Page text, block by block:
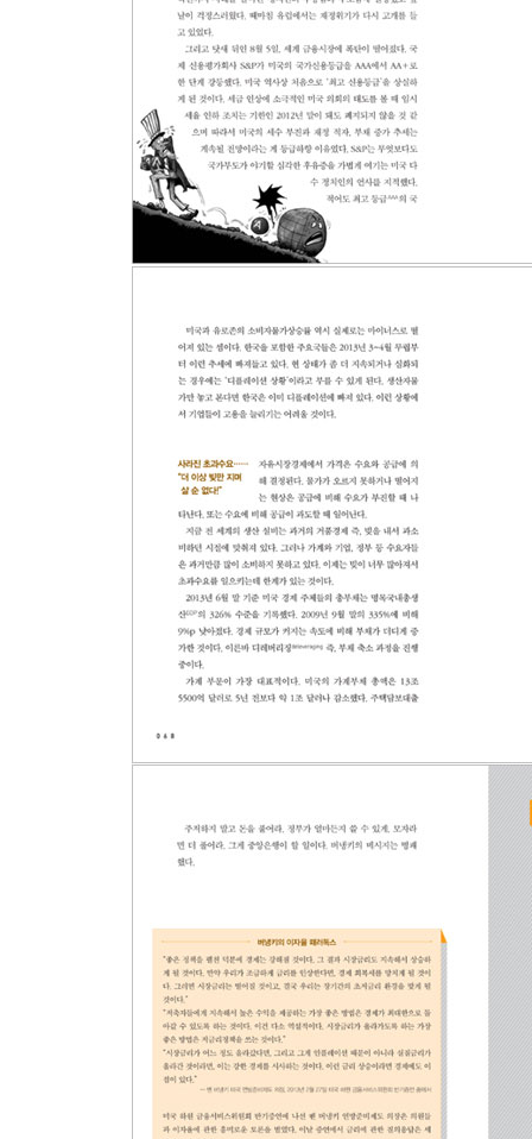
Chapter 7. 아베노믹스, ‘불가능한 삼위일체’에 도
‘잃어버린 20년’과 아베노믹스의 돌풍
불가능한 삼위일체
아베겟돈의 공포
아베노믹스 신화의 이면
극단적 모험의 배경
[Global Monitor Live Report] 국가로서의 일본이
Chapter 8. 재닛 옐런, 왕좌에 오르다
Tapering, 돈 줄기가 가늘어지다
“물가를 희생시켜서서라도”…… 전도(顚倒)된 폴
“잃어버린 경제 기반의 회복”…… 명목GDP 타기팅
그린스펀의 유훈
Chapter 9. 인플레이션 기대심리를 부추겨라!
양적완화 없는 세상, 옐런이 직면한 도전
폐광에 화폐 파묻기
정부의 재정 지출 확대로 기업의 투자가 위축되는
현찰에 세금을 매기자!
지하감옥에 갇힌 인플레이션을 방면하라!
세계 경제의 중심이 될 수도 있다는 이머징 국가의
선진국으로 수출되는 이머징 국가의 디플레이션
미국식 인플레이션과 강요된 고혈압
새로운 위기를 잉태한 화폐 실험들
경기 부양정책의 효과를 배가시키려면 야성적 충
Epilogue _ 중앙은행의 무지(無知)가 불러올 의도
Appendix 지상중계 _ 무제한 양적완화를 예고한
(원문, 번역문, 해설, 용어풀이 수록)